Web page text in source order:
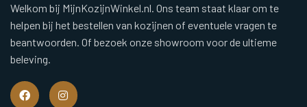
Welkom bij MijnKozijnWinkel.nl. Ons team staat klaar om te
helpen bij het bestellen van kozijnen of eventuele vragen te
beantwoorden. Of bezoek onze showroom voor de ultieme
beleving.